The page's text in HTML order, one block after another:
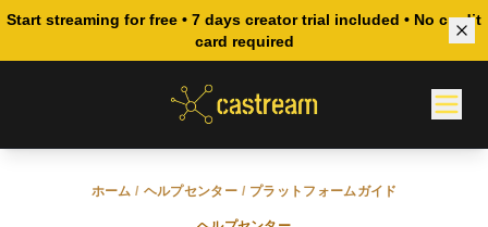
Start streaming for free • 7 days creator trial included • No credit
card required
ホーム / ヘルプセンター / プラットフォームガイド